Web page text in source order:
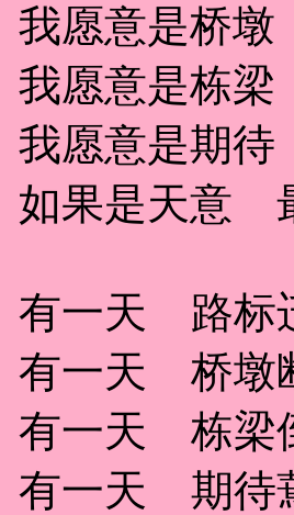
我愿意是桥
我愿意是栋
我愿意是期
如果是天意
有一天 路标
有一天 桥墩
有一天 栋梁
有一天 期待